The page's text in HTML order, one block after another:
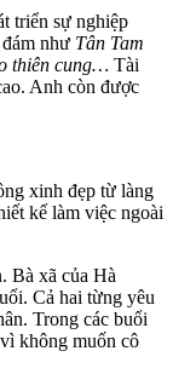
triển sự nghiệp
như Tân Tam
thiên cung… Tài
Anh còn được
xinh đẹp từ làng
kế làm việc ngoài
Bà xã của Hà
Cả hai từng yêu
Trong các buổi
không muốn cô